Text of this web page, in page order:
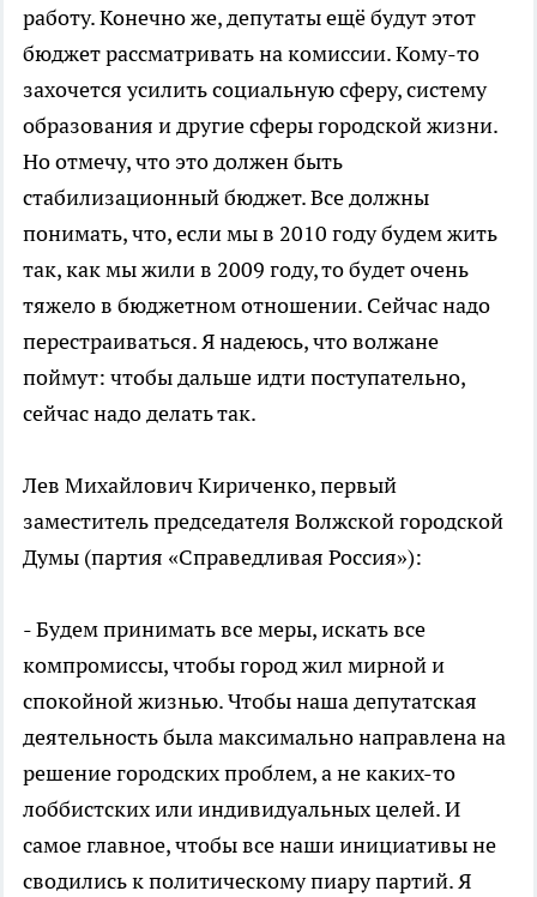
работу. Конечно же, депутаты ещё будут этот
бюджет рассматривать на комиссии. Кому-то
захочется усилить социальную сферу, систему
образования и другие сферы городской жизни.
Но отмечу, что это должен быть
стабилизационный бюджет. Все должны
понимать, что, если мы в 2010 году будем жить
так, как мы жили в 2009 году, то будет очень
тяжело в бюджетном отношении. Сейчас надо
перестраиваться. Я надеюсь, что волжане
поймут: чтобы дальше идти поступательно,
сейчас надо делать так.
Лев Михайлович Кириченко, первый
заместитель председателя Волжской городской
Думы (партия «Справедливая Россия»):
- Будем принимать все меры, искать все
компромиссы, чтобы город жил мирной и
спокойной жизнью. Чтобы наша депутатская
деятельность была максимально направлена на
решение городских проблем, а не каких-то
лоббистских или индивидуальных целей. И
самое главное, чтобы все наши инициативы не
сводились к политическому пиару партий. Я